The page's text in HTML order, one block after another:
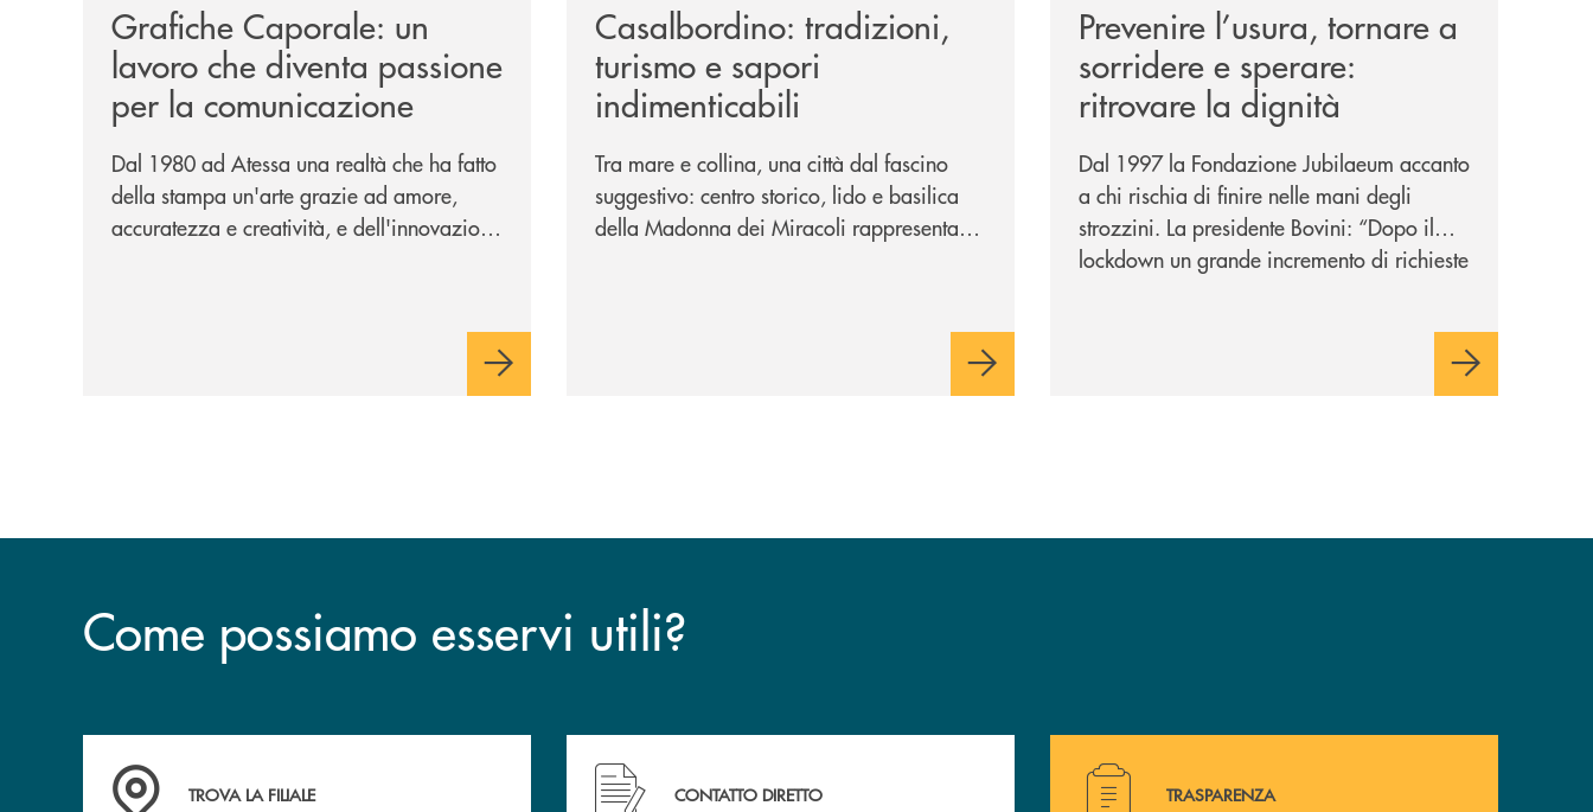
Grafiche Caporale: un
lavoro che diventa passione
per la comunicazione
Dal 1980 ad Atessa una realtà che ha fatto
della stampa un'arte grazie ad amore,
accuratezza e creatività, e dell'innovazione
Casalbordino: tradizioni,
turismo e sapori
indimenticabili
Tra mare e collina, una città dal fascino
suggestivo: centro storico, lido e basilica
della Madonna dei Miracoli rappresentano
Prevenire l’usura, tornare a
sorridere e sperare:
ritrovare la dignità
Dal 1997 la Fondazione Jubilaeum accanto
a chi rischia di finire nelle mani degli
strozzini. La presidente Bovini: “Dopo il
lockdown un grande incremento di richieste
Come possiamo esservi utili?
Accedi all' elenco completo delle filiali .
TROVA LA FILIALE CONTATTO DIRETTO
Hai bisogno di alcuni documenti ? Vai alla pagina
TRASPARENZA